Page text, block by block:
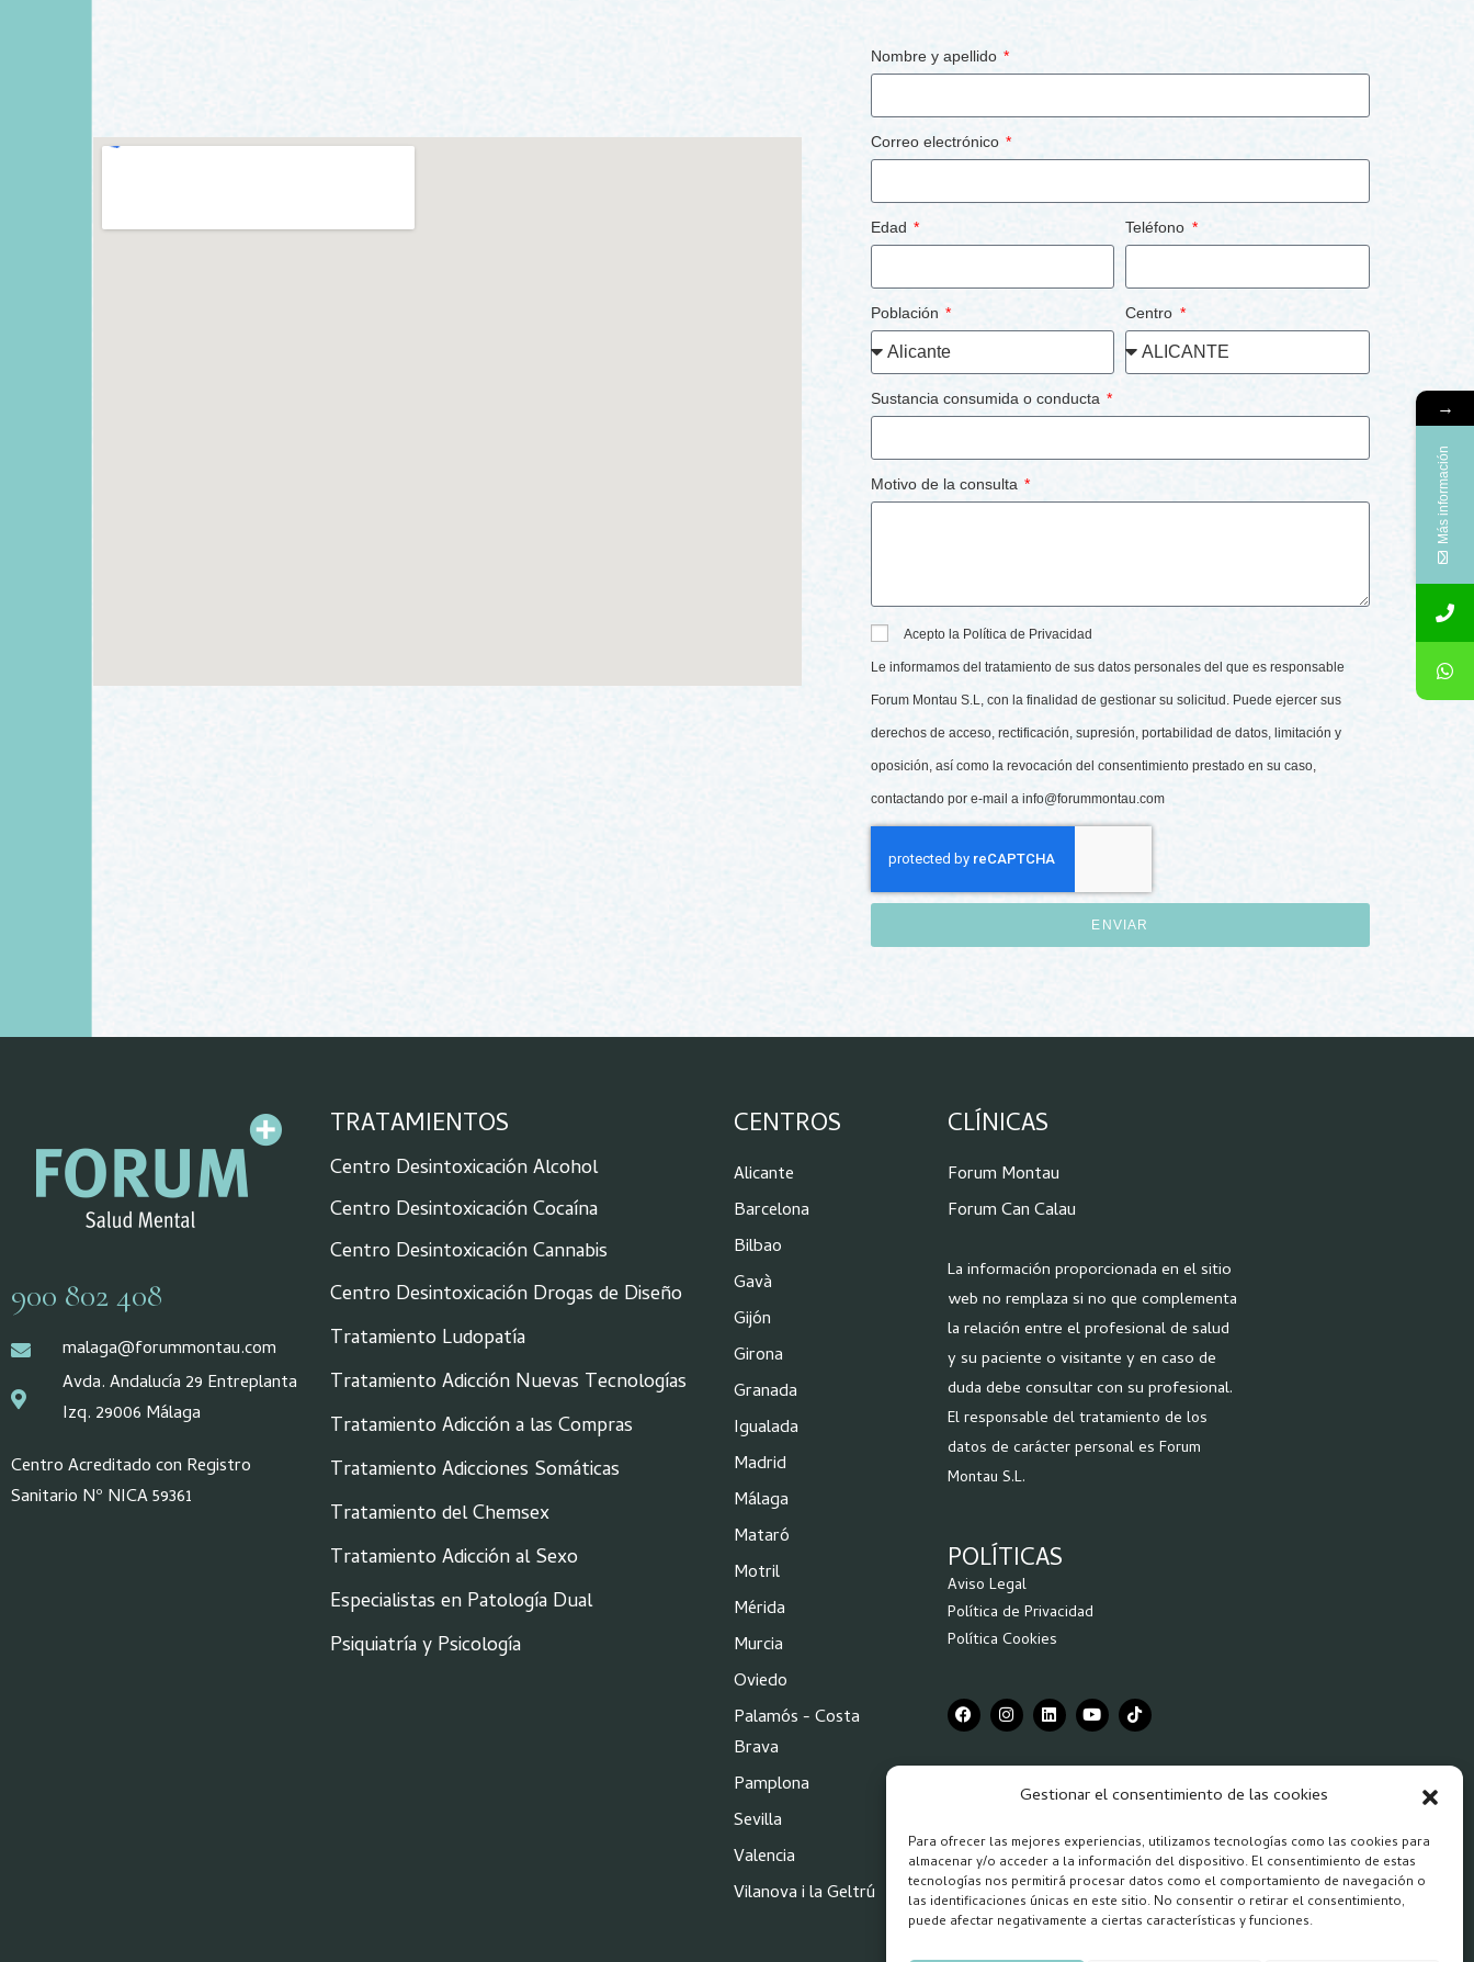
Gestionar el consentimiento de las cookies
Para ofrecer las mejores experiencias, utilizamos tecnologías como las cookies para
almacenar y/o acceder a la información del dispositivo. El consentimiento de estas
tecnologías nos permitirá procesar datos como el comportamiento de navegación o
las identificaciones únicas en este sitio. No consentir o retirar el consentimiento,
puede afectar negativamente a ciertas características y funciones.
Nombre y apellido
Correo electrónico
Edad Teléfono
Población Centro
Sustancia consumida o conducta
Motivo de la consulta
Acepto la Política de Privacidad
Le informamos del tratamiento de sus datos personales del que es responsable
Forum Montau S.L, con la finalidad de gestionar su solicitud. Puede ejercer sus
derechos de acceso, rectificación, supresión, portabilidad de datos, limitación y
oposición, así como la revocación del consentimiento prestado en su caso,
contactando por e-mail a info@forummontau.com
ENVIAR
900 802 408
malaga@forummontau.com
Avda. Andalucía 29 Entreplanta
Izq. 29006 Málaga
Centro Acreditado con Registro
Sanitario Nº NICA 59361
TRATAMIENTOS
Centro Desintoxicación Alcohol
Centro Desintoxicación Cocaína
Centro Desintoxicación Cannabis
Centro Desintoxicación Drogas de Diseño
Tratamiento Ludopatía
Tratamiento Adicción Nuevas Tecnologías
Tratamiento Adicción a las Compras
Tratamiento Adicciones Somáticas
Tratamiento del Chemsex
Tratamiento Adicción al Sexo
Especialistas en Patología Dual
Psiquiatría y Psicología
CENTROS
Alicante
Barcelona
Bilbao
Gavà
Gijón
Girona
Granada
Igualada
Madrid
Málaga
Mataró
Motril
Mérida
Murcia
Oviedo
Palamós - Costa
Brava
Pamplona
Sevilla
Valencia
Vilanova i la Geltrú
CLÍNICAS
Forum Montau
Forum Can Calau
La información proporcionada en el sitio
web no remplaza si no que complementa
la relación entre el profesional de salud
y su paciente o visitante y en caso de
duda debe consultar con su profesional.
El responsable del tratamiento de los
datos de carácter personal es Forum
Montau S.L.
POLÍTICAS
Aviso Legal
Política de Privacidad
Política Cookies
→
Más información